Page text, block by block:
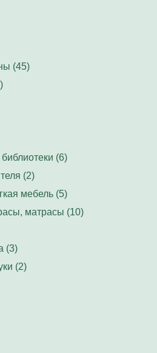
(45)
(6)
(2)
мебель (5)
матрасы (10)
(3)
(2)